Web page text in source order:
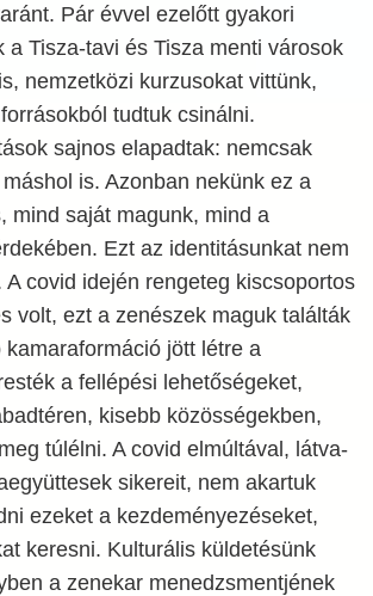
Pár évvel ezelőtt gyakori
a Tisza-tavi és Tisza menti városok
nemzetközi kurzusokat vittünk,
tudtuk csinálni.
sajnos elapadtak: nemcsak
is. Azonban nekünk ez a
mind saját magunk, mind a
Ezt az identitásunkat nem
A covid idején rengeteg kiscsoportos
volt, ezt a zenészek maguk találták
kamaraformáció jött létre a
a fellépési lehetőségeket,
kisebb közösségekben,
túlélni. A covid elmúltával, látva-
sikereit, nem akartuk
ezeket a kezdeményezéseket,
keresni. Kulturális küldetésünk
a zenekar menedzsmentjének